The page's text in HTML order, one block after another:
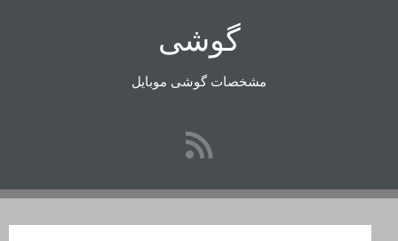
گوشی
مشخصات گوشی موبایل